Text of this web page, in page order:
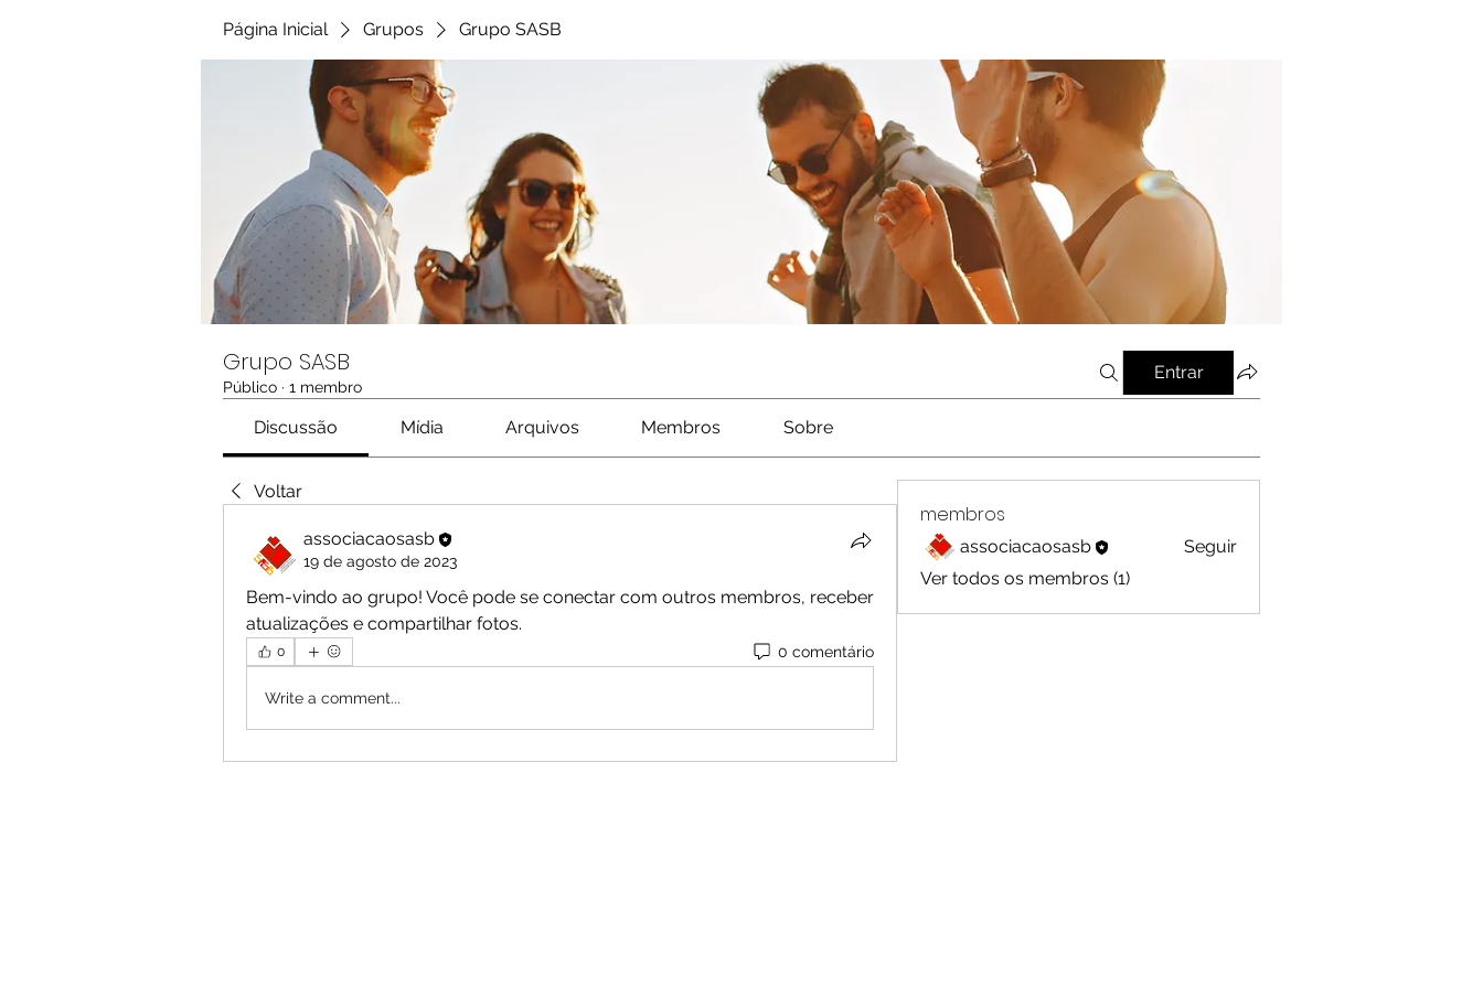
Página Inicial Grupos Grupo SASB
Grupo SASB
Público · 1 membro
Entrar
Discussão Mídia Arquivos Membros Sobre
Voltar
associacaosasb
19 de agosto de 2023
Bem-vindo ao grupo! Você pode se conectar com outros membros, receber
atualizações e compartilhar fotos.
0 0 comentário
Write a comment...
membros
associacaosasb
Seguir
Ver todos os membros (1)